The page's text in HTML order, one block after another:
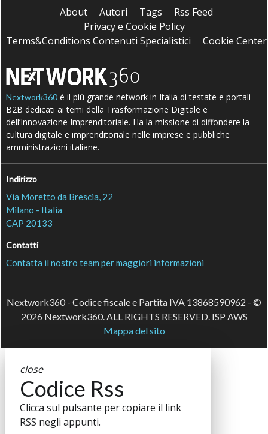
About Autori Tags
Rss Feed
Privacy e Cookie Policy
Terms&Conditions Contenuti Specialistici
Cookie Center
Nextwork360 è il più grande network in Italia di testate e portali
B2B dedicati ai temi della Trasformazione Digitale e
dell’Innovazione Imprenditoriale. Ha la missione di diffondere la
cultura digitale e imprenditoriale nelle imprese e pubbliche
amministrazioni italiane.
Indirizzo
Via Moretto da Brescia, 22
Milano - Italia
CAP 20133
Contatti
Contatta il nostro team per maggiori informazioni
Nextwork360 - Codice fiscale e Partita IVA 13868590962 - ©
2026 Nextwork360. ALL RIGHTS RESERVED. ISP AWS
Mappa del sito
close
Codice Rss
Clicca sul pulsante per copiare il link
RSS negli appunti.